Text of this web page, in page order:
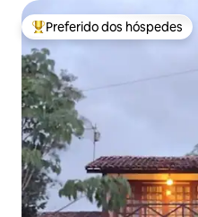
Entre os melhores preferidos
Preferido dos hóspedes